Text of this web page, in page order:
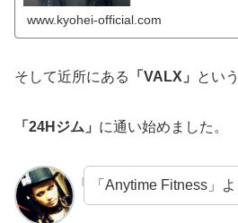
www.kyohei-official.com
そして近所にある 「VALX」 という
「24Hジム」 に通い始めました。
「Anytime Fitness」